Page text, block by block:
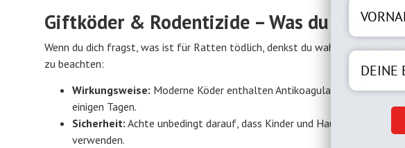
Giftköder & Rodentizide – Was du wissen
Wenn du dich fragst, was ist für Ratten tödlich, denkst du wahrscheinlich
zu beachten:
Wirkungsweise: Moderne Köder enthalten Antikoagulanzien, die
einigen Tagen.
Sicherheit: Achte unbedingt darauf, dass Kinder und Haustiere keinen
verwenden.